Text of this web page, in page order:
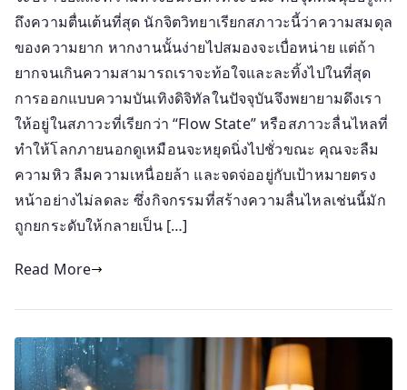
ถึงความตื่นเต้นที่สุด นักจิตวิทยาเรียกสภาวะนี้ว่าความสมดุล
ของความยาก หากงานนั้นง่ายไปสมองจะเบื่อหน่าย แต่ถ้า
ยากจนเกินความสามารถเราจะท้อใจและละทิ้งไปในที่สุด
การออกแบบความบันเทิงดิจิทัลในปัจจุบันจึงพยายามดึงเรา
ให้อยู่ในสภาวะที่เรียกว่า “Flow State” หรือสภาวะลื่นไหลที่
ทำให้โลกภายนอกดูเหมือนจะหยุดนิ่งไปชั่วขณะ คุณจะลืม
ความหิว ลืมความเหนื่อยล้า และจดจ่ออยู่กับเป้าหมายตรง
หน้าอย่างไม่ลดละ ซึ่งกิจกรรมที่สร้างความลื่นไหลเช่นนี้มัก
ถูกยกระดับให้กลายเป็น […]
Read More